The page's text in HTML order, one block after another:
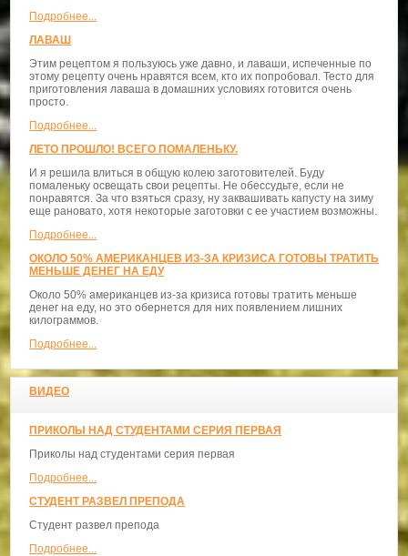
Подробнее...
ЛАВАШ
Этим рецептом я пользуюсь уже давно, и лаваши, испеченные по
этому рецепту очень нравятся всем, кто их попробовал. Тесто для
приготовления лаваша в домашних условиях готовится очень
просто.
Подробнее...
ЛЕТО ПРОШЛО! ВСЕГО ПОМАЛЕНЬКУ.
И я решила влиться в общую колею заготовителей. Буду
помаленьку освещать свои рецепты. Не обессудьте, если не
понравятся. За что взяться сразу, ну заквашивать капусту на зиму
еще рановато, хотя некоторые заготовки с ее участием возможны.
Подробнее...
ОКОЛО 50% АМЕРИКАНЦЕВ ИЗ-ЗА КРИЗИСА ГОТОВЫ ТРАТИТЬ
МЕНЬШЕ ДЕНЕГ НА ЕДУ
Около 50% американцев из-за кризиса готовы тратить меньше
денег на еду, но это обернется для них появлением лишних
килограммов.
Подробнее...
ВИДЕО
ПРИКОЛЫ НАД СТУДЕНТАМИ СЕРИЯ ПЕРВАЯ
Приколы над студентами серия первая
Подробнее...
СТУДЕНТ РАЗВЕЛ ПРЕПОДА
Студент развел препода
Подробнее...